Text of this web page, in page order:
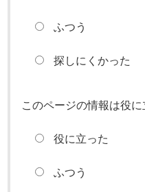
ふつう
探しにくかった
このページの情報は役に
役に立った
ふつう